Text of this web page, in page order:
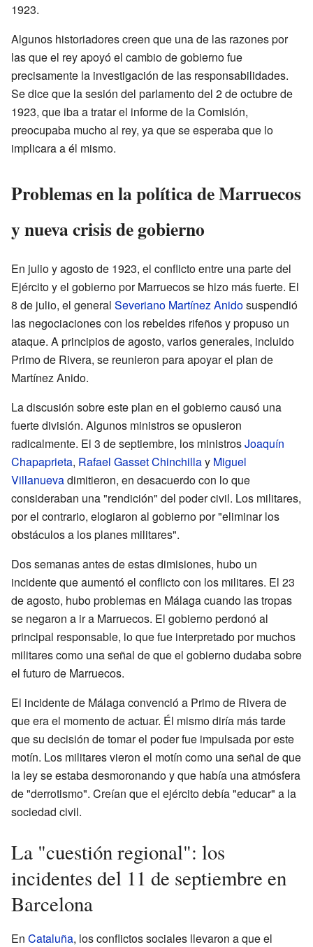
1923.
Algunos historiadores creen que una de las razones por
las que el rey apoyó el cambio de gobierno fue
precisamente la investigación de las responsabilidades.
Se dice que la sesión del parlamento del 2 de octubre de
1923, que iba a tratar el informe de la Comisión,
preocupaba mucho al rey, ya que se esperaba que lo
implicara a él mismo.
Problemas en la política de Marruecos
y nueva crisis de gobierno
En julio y agosto de 1923, el conflicto entre una parte del
Ejército y el gobierno por Marruecos se hizo más fuerte. El
8 de julio, el general Severiano Martínez Anidosuspendió
las negociaciones con los rebeldes rifeños y propuso un
ataque. A principios de agosto, varios generales, incluido
Primo de Rivera, se reunieron para apoyar el plan de
Martínez Anido.
La discusión sobre este plan en el gobierno causó una
fuerte división. Algunos ministros se opusieron
radicalmente. El 3 de septiembre, los ministrosJoaquín
Chapaprieta, Rafael Gasset Chinchillay Miguel
Villanuevadimitieron, en desacuerdo con lo que
consideraban una "rendición" del poder civil. Los militares,
por el contrario, elogiaron al gobierno por "eliminar los
obstáculos a los planes militares".
Dos semanas antes de estas dimisiones, hubo un
incidente que aumentó el conflicto con los militares. El 23
de agosto, hubo problemas en Málaga cuando las tropas
se negaron a ir a Marruecos. El gobierno perdonó al
principal responsable, lo que fue interpretado por muchos
militares como una señal de que el gobierno dudaba sobre
el futuro de Marruecos.
El incidente de Málaga convenció a Primo de Rivera de
que era el momento de actuar. Él mismo diría más tarde
que su decisión de tomar el poder fue impulsada por este
motín. Los militares vieron el motín como una señal de que
la ley se estaba desmoronando y que había una atmósfera
de "derrotismo". Creían que el ejército debía "educar" a la
sociedad civil.
La "cuestión regional": los
incidentes del 11 de septiembre en
Barcelona
En Cataluña, los conflictos sociales llevaron a que el